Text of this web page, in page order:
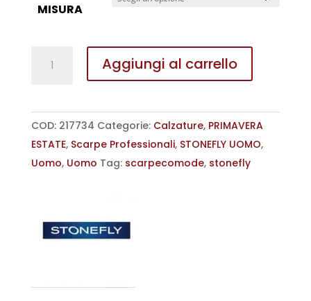
MISURA
FRANCESINA
8
STONEFLY
UOMO
quantità
Aggiungi al carrello
COD: 217734 Categorie: Calzature, PRIMAVERA
ESTATE, Scarpe Professionali, STONEFLY UOMO,
Uomo, Uomo Tag: scarpecomode, stonefly